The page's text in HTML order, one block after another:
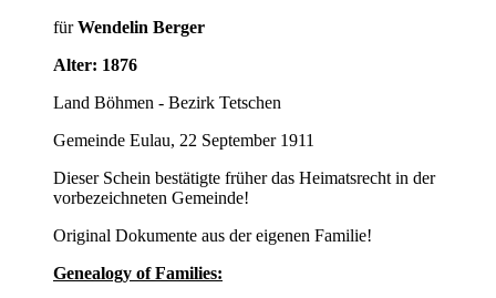
fürWendelin Berger
Alter: 1876
Land Böhmen - Bezirk Tetschen
Gemeinde Eulau, 22 September 1911
Dieser Schein bestätigte früher das Heimatsrecht in der
vorbezeichneten Gemeinde!
Original Dokumente aus der eigenen Familie!
Genealogy of Families: